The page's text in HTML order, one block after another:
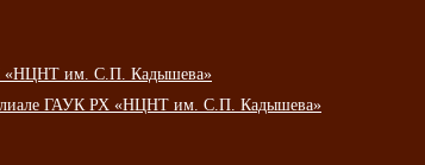
«НЦНТ им. С.П. Кадышева»
ГАУК РХ «НЦНТ им. С.П. Кадышева»